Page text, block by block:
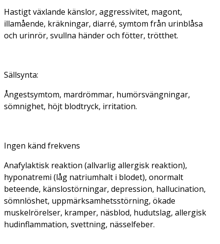
Hastigt växlande känslor, aggressivitet, magont,
illamående, kräkningar, diarré, symtom från urinblåsa
och urinrör, svullna händer och fötter, trötthet.
Sällsynta:
Ångestsymtom, mardrömmar, humörsvängningar,
sömnighet, höjt blodtryck, irritation.
Ingen känd frekvens
Anafylaktisk reaktion (allvarlig allergisk reaktion),
hyponatremi (låg natriumhalt i blodet), onormalt
beteende, känslostörningar, depression, hallucination,
sömnlöshet, uppmärksamhetsstörning, ökade
muskelrörelser, kramper, näsblod, hudutslag, allergisk
hudinflammation, svettning, nässelfeber.